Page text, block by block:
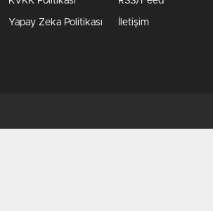
Yapay Zeka Politikası İletişim